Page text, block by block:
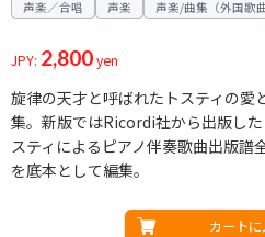
声楽／合唱 声楽 声楽/曲集（外国歌曲
JPY: 2,800yen
旋律の天才と呼ばれたトスティの愛
集。新版ではRicordi社から出版し
スティによるピアノ伴奏歌曲出版譜
を底本として編集。
カート